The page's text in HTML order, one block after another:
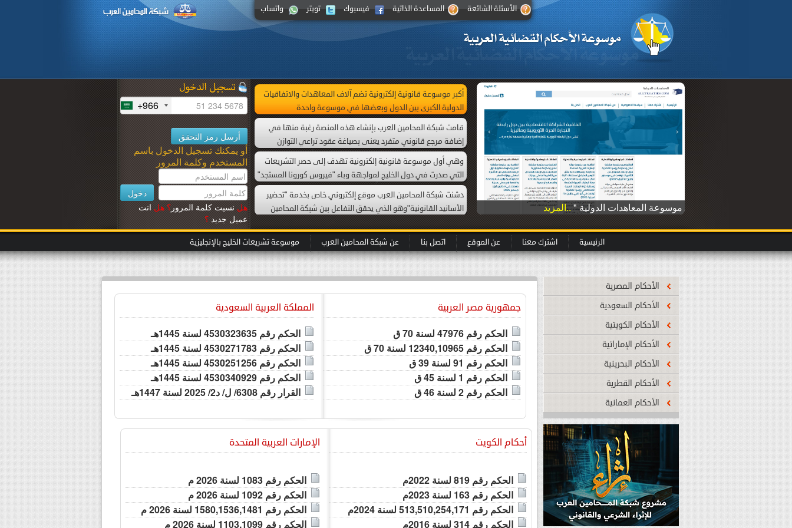
الأسئلة الشائعة المساعدة الذاتية فيسبوك تويتر واتساب
موسوعة المعاهدات الدولية "..المزيد
شبكة المحامين العرب تطلق أول منصة تفاعلية
لإنشاء العقود...المزيد
تدشين أول موقع اليكتروني قانوني متخصص في نشر
التشريعات التي صدرت لمواجهة فيروس كورونا
...المزيد
أكبر موسوعة قانونية إلكترونية تضم آلاف المعاهدات والاتفاقيات
الدولية الكبرى بين الدول وبعضها في موسوعة واحدة
قامت شبكة المحامين العرب بإنشاء هذه المنصة رغبة منها في
إضافة مرجع قانوني متفرد يعنى بصياغة عقود تراعي التوازن
العقدي بين الأطراف واضعة نصب عينيها ما يجب أن تكون عليه
هذه الصيغة نظامًا ولغة وعدالة.
وهي أول موسوعة قانونية إلكترونية تهدف إلى حصر التشريعات
التي صدرت في دول الخليج لمواجهة وباء "فيروس كورونا المستجد"
(كظرف طارئ) داهمَ العالم، أُطلقت في بداية العام 2020 مع بدء
انتشار الجائحة. وتتضمن أيضا ما أمكن حصره من الأحكام القضائية
التي صدرت بموجب دعاوى قضائية ذات علاقة بفيروس كورونا .
دشنت شبكة المحامين العرب موقع إلكتروني خاص بخدمة "تحضير
الأسانيد القانونية"وهو الذي يحقق التفاعل بين شبكة المحامين
المعلومة القانونية.
It is the first Emirati electronic legal encyclopedia that was
published on the Internet. This encyclopedia includes all that
was translated by the Official Gazette in the United Arab
Emirates
+966
أو يمكنك تسجيل الدخول باسم
المستخدم وكلمة المرور
هل نسيت كلمة المرور ؟ هل انت
عميل جديد ؟
الرئيسية اشترك معنا عن الموقع اتصل بنا عن شبكة المحامين العرب موسوعة تشريعات الخليج بالإنجليزية
الأحكام المصرية
الأحكام السعودية
الأحكام الكويتية
الأحكام الإماراتية
الأحكام البحرينية
الأحكام القطرية
الأحكام العمانية
جمهورية مصر العربية
الحكم رقم 47976 لسنة 70 ق
الحكم رقم 12340,10965 لسنة 70 ق
الحكم رقم 91 لسنة 39 ق
الحكم رقم 1 لسنة 45 ق
الحكم رقم 2 لسنة 46 ق
المملكة العربية السعودية
الحكم رقم 4530323635 لسنة 1445هـ
الحكم رقم 4530271783 لسنة 1445هـ
الحكم رقم 4530251256 لسنة 1445هـ
الحكم رقم 4530340929 لسنة 1445هـ
القرار رقم 6308/ ل/ د2/ 2025 لسنة 1447هـ
أحكام الكويت
الحكم رقم 819 لسنة 2022م
الحكم رقم 163 لسنة 2023م
الحكم رقم 513,510,254,171 لسنة 2024م
الحكم رقم 314 لسنة 2016م
الإمارات العربية المتحدة
الحكم رقم 1083 لسنة 2026 م
الحكم رقم 1092 لسنة 2026 م
الحكم رقم 1580,1536,1481 لسنة 2026 م
الحكم رقم 1103,1099 لسنة 2026 م